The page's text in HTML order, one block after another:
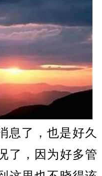
了，也是好久
了，因为好多管